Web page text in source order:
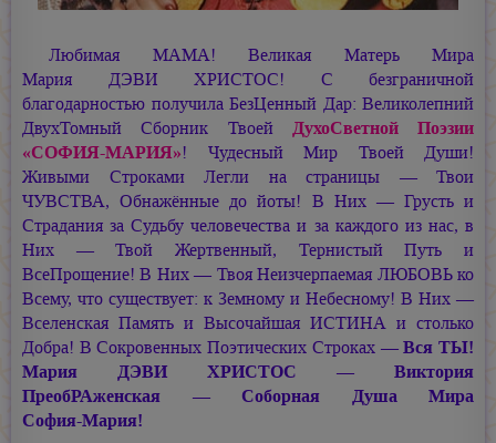
Любимая МАМА! Великая Матерь Мира
Мария ДЭВИ ХРИСТОС! С безграничной
благодарностью получила БезЦенный Дар: Великолепний
ДвухТомный Сборник Твоей ДухоСветной Поэзии
«СОФИЯ-МАРИЯ»! Чудесный Мир Твоей Души!
Живыми Строками Легли на страницы — Твои
ЧУВСТВА, Обнажённые до йоты! В Них — Грусть и
Страдания за Судьбу человечества и за каждого из нас, в
Них — Твой Жертвенный, Тернистый Путь и
ВсеПрощение! В Них — Твоя Неизчерпаемая ЛЮБОВЬ ко
Всему, что существует: к Земному и Небесному! В Них —
Вселенская Память и Высочайшая ИСТИНА и столько
Добра! В Сокровенных Поэтических Строках —Вся ТЫ!
Мария ДЭВИ ХРИСТОС — Виктория
ПреобРАженская — Соборная Душа Мира
София-Мария!